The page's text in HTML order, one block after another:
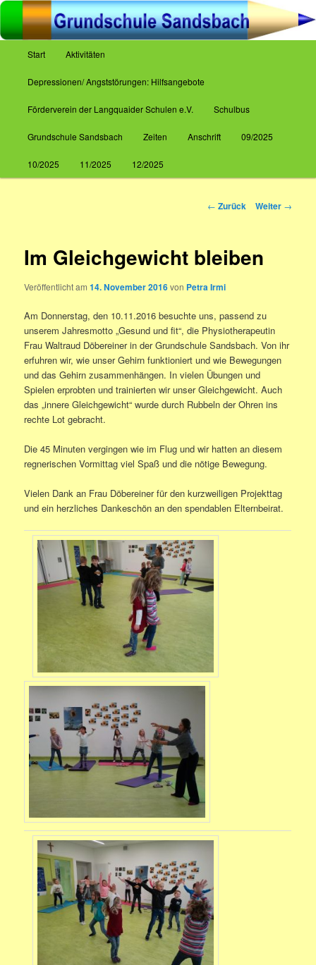
Zum
Inhalt
wechseln
Grundschule Sandsbach
Start Aktivitäten
Depressionen/ Angststörungen: Hilfsangebote
Förderverein der Langquaider Schulen e.V. Schulbus
Grundschule Sandsbach Zeiten Anschrift 09/2025
10/2025 11/2025 12/2025
Beitrags-
← Zurück Weiter →
Im Gleichgewicht bleiben
Veröffentlicht am14. November 2016von Petra Irmi
Am Donnerstag, den 10.11.2016 besuchte uns, passend zu
unserem Jahresmotto „Gesund und fit“, die Physiotherapeutin
Frau Waltraud Döbereiner in der Grundschule Sandsbach. Von ihr
erfuhren wir, wie unser Gehirn funktioniert und wie Bewegungen
und das Gehirn zusammenhängen. In vielen Übungen und
Spielen erprobten und trainierten wir unser Gleichgewicht. Auch
das „innere Gleichgewicht“ wurde durch Rubbeln der Ohren ins
rechte Lot gebracht.
Die 45 Minuten vergingen wie im Flug und wir hatten an diesem
regnerischen Vormittag viel Spaß und die nötige Bewegung.
Vielen Dank an Frau Döbereiner für den kurzweiligen Projekttag
und ein herzliches Dankeschön an den spendablen Elternbeirat.